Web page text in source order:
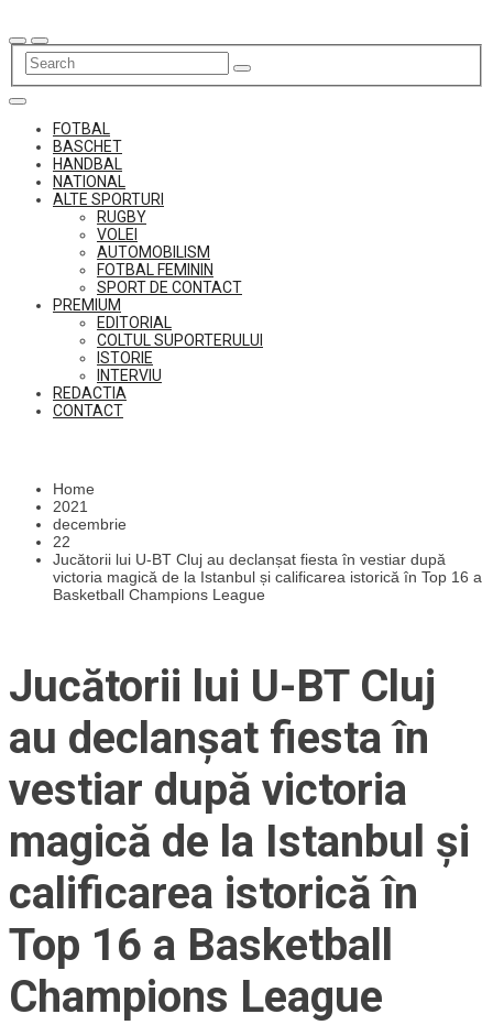
to
content
FOTBAL
BASCHET
HANDBAL
NATIONAL
ALTE SPORTURI
RUGBY
VOLEI
AUTOMOBILISM
FOTBAL FEMININ
SPORT DE CONTACT
PREMIUM
EDITORIAL
COLTUL SUPORTERULUI
ISTORIE
INTERVIU
REDACTIA
CONTACT
Home
2021
decembrie
22
Jucătorii lui U-BT Cluj au declanșat fiesta în vestiar după
victoria magică de la Istanbul și calificarea istorică în Top 16 a
Basketball Champions League
Jucătorii lui U-BT Cluj
au declanșat fiesta în
vestiar după victoria
magică de la Istanbul și
calificarea istorică în
Top 16 a Basketball
Champions League